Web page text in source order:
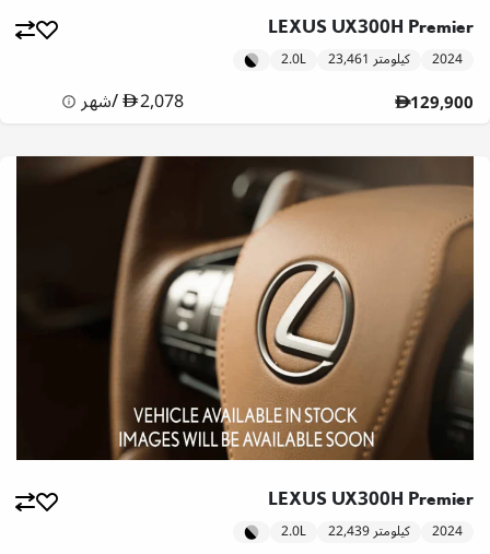
LEXUS UX300H Premier
2024 23,461 كيلومتر 2.0L
129,900
2,078
/شهر
LEXUS UX300H Premier
2024 22,439 كيلومتر 2.0L